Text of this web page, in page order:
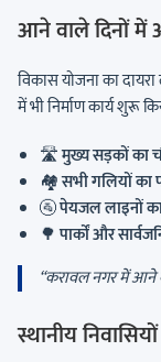
आने वाले दिनों में
विकास योजना का
में भी निर्माण कार्य शुरू
🛣️मुख्य सड़कों का
🏘️सभी गलियों
🚰पेयजल लाइनों
🌳पार्कों और
“करावल नगर में आने
स्थानीय